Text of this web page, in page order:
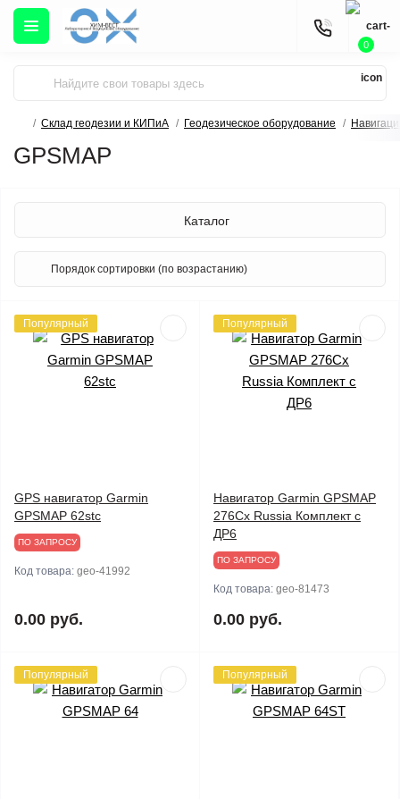
0
Склад геодезии и КИПиА Геодезическое оборудование
GPSMAP
Каталог
Популярный
GPS навигатор Garmin
GPSMAP 62stc
ПО ЗАПРОСУ
Код товара: geo-41992
0.00 руб.
Популярный
Навигатор Garmin GPSMAP
276Cx Russia Комплект с
ДР6
ПО ЗАПРОСУ
Код товара: geo-81473
0.00 руб.
Популярный Популярный